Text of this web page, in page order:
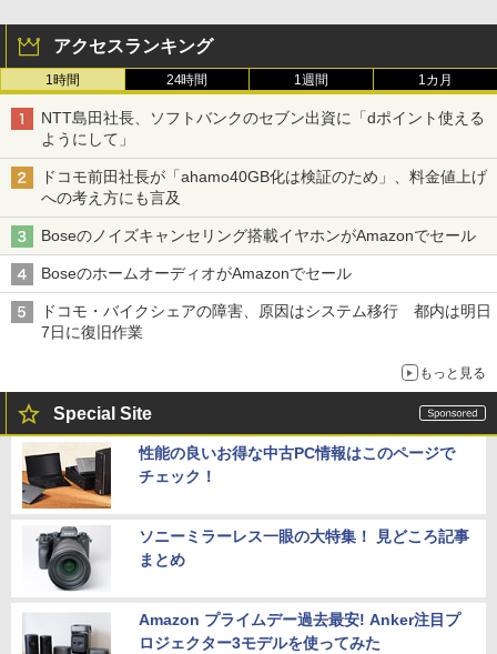
アクセスランキング
1時間 24時間 1週間 1カ月
NTT島田社長、ソフトバンクのセブン出資に「dポイント使える
ようにして」
ドコモ前田社長が「ahamo40GB化は検証のため」、料金値上げ
への考え方にも言及
Boseのノイズキャンセリング搭載イヤホンがAmazonでセール
BoseのホームオーディオがAmazonでセール
ドコモ・バイクシェアの障害、原因はシステム移行 都内は明日
7日に復旧作業
もっと見る
Special Site
性能の良いお得な中古PC情報はこのページで
チェック！
ソニーミラーレス一眼の大特集！ 見どころ記事
まとめ
Amazon プライムデー過去最安! Anker注目プ
ロジェクター3モデルを使ってみた